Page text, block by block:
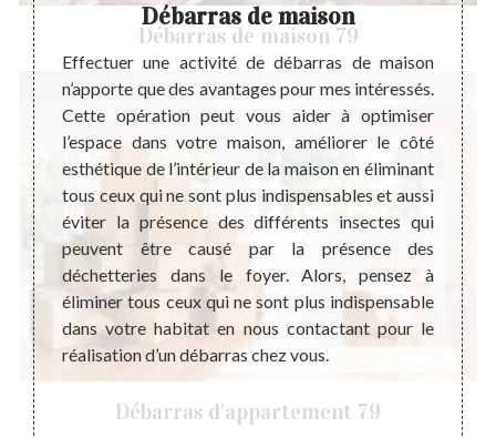
Débarras de maison 79
Débarras d'appartement 79
de
avec
de
à
Débarras de maison
Effectuer une activité de débarras de maison
n’apporte que des avantages pour mes intéressés.
Cette opération peut vous aider à optimiser
l’espace dans votre maison, améliorer le côté
esthétique de l’intérieur de la maison en éliminant
tous ceux qui ne sont plus indispensables et aussi
éviter la présence des différents insectes qui
peuvent être causé par la présence des
déchetteries dans le foyer. Alors, pensez à
éliminer tous ceux qui ne sont plus indispensable
dans votre habitat en nous contactant pour le
réalisation d’un débarras chez vous.
Un
à
ou
de
très